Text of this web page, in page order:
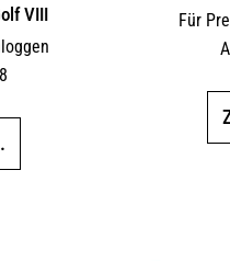
VIII
Für